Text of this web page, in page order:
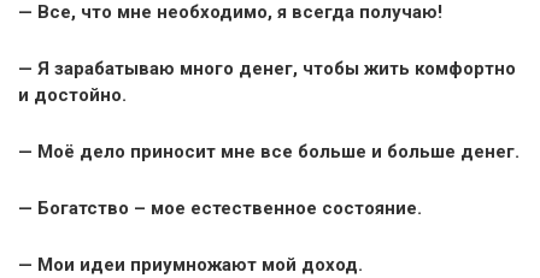
— Все, что мне необходимо, я всегда получаю!
— Я зарабатываю много денег, чтобы жить комфортно
и достойно.
— Моё дело приносит мне все больше и больше денег.
— Богатство – мое естественное состояние.
— Мои идеи приумножают мой доход.